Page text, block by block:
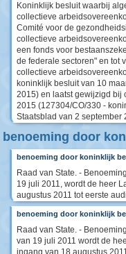
Koninklijk besluit waarbij
collectieve
Comité voor de
collectieve
een fonds voor
de federale sectoren" en tot
collectieve
koninklijk besluit van 10
2015) en laatst gewijzigd bij
2015 (127304/CO/330 -
Staatsblad van 2 september
benoeming door
benoeming door koninklijk
Raad van State. -
19 juli 2011, wordt de heer
augustus 2011 tot eerste
benoeming door koninklijk
Raad van State. -
van 19 juli 2011 wordt de